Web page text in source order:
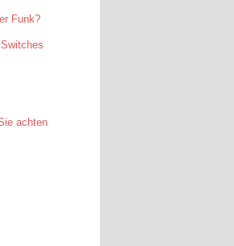
Funk?
achten